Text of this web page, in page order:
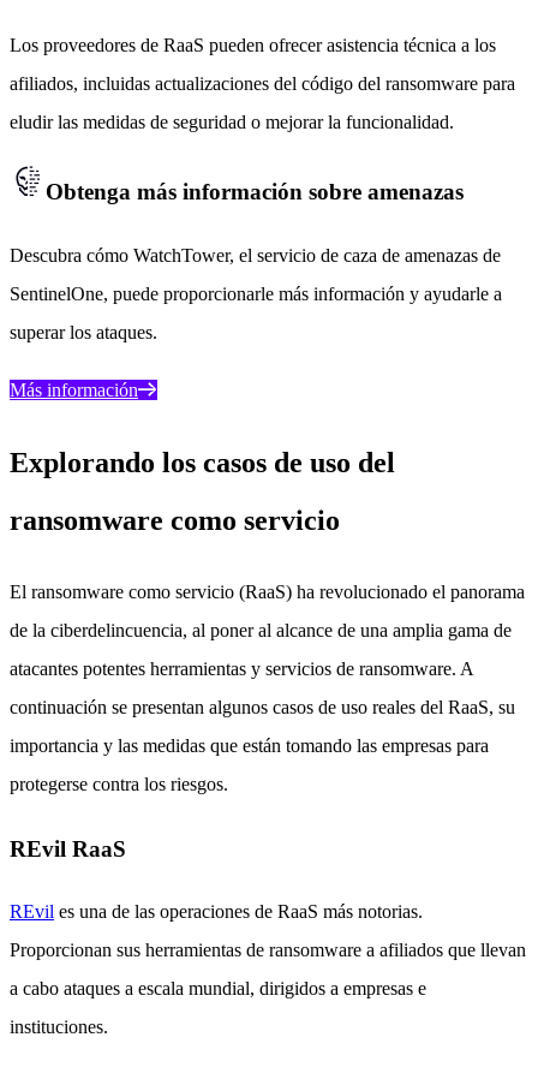
Los proveedores de RaaS pueden ofrecer asistencia técnica a los
afiliados, incluidas actualizaciones del código del ransomware para
eludir las medidas de seguridad o mejorar la funcionalidad.
Obtenga más información sobre amenazas
Descubra cómo WatchTower, el servicio de caza de amenazas de
SentinelOne, puede proporcionarle más información y ayudarle a
superar los ataques.
Más información
Explorando los casos de uso del
ransomware como servicio
El ransomware como servicio (RaaS) ha revolucionado el panorama
de la ciberdelincuencia, al poner al alcance de una amplia gama de
atacantes potentes herramientas y servicios de ransomware. A
continuación se presentan algunos casos de uso reales del RaaS, su
importancia y las medidas que están tomando las empresas para
protegerse contra los riesgos.
REvil RaaS
REvil es una de las operaciones de RaaS más notorias.
Proporcionan sus herramientas de ransomware a afiliados que llevan
a cabo ataques a escala mundial, dirigidos a empresas e
instituciones.